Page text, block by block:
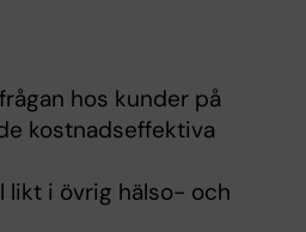
hos kunder på
kostnadseffektiva
likt i övrig hälso- och